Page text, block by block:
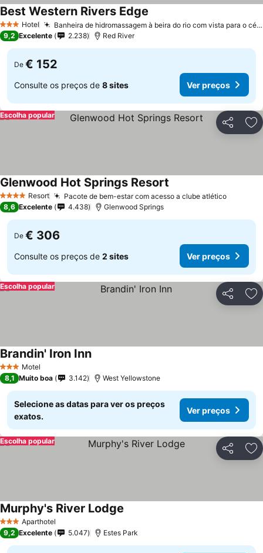
3 EstrelasHotel Banheira de hidromassagem à beira do rio com vista para o céu noturno
Best Western Rivers Edge
9,2 Excelente 2.238 Red River
De € 152
Consulte os preços de 8 sites Ver preços
Partilhar
Escolha popular
4 EstrelasResort Pacote de bem-estar com acesso a clube atléticoVer
Glenwood Hot Springs Resort
8,6 Excelente 4.438 Glenwood Springs
De € 306
Consulte os preços de 2 sites Ver preços
Partilhar
Escolha popular
3 EstrelasMotel
Brandin' Iron InnVer preços
8,1 Muito boa 3.142 West Yellowstone
Selecione as datas para ver os preços
exatos.
Ver preços
Partilhar
Escolha popular
3 EstrelasAparthotel
Murphy's River Lodge
9,2 Excelente 5.047 Estes Park